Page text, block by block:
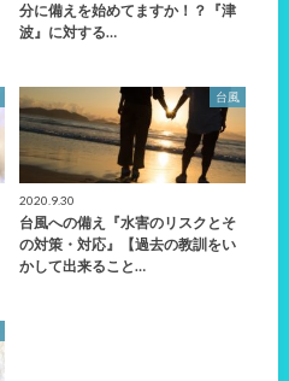
分に備えを始めてますか！？『津
波』に対する…
台風
2020.9.30
台風への備え『水害のリスクとそ
の対策・対応』【過去の教訓をい
かして出来ること…